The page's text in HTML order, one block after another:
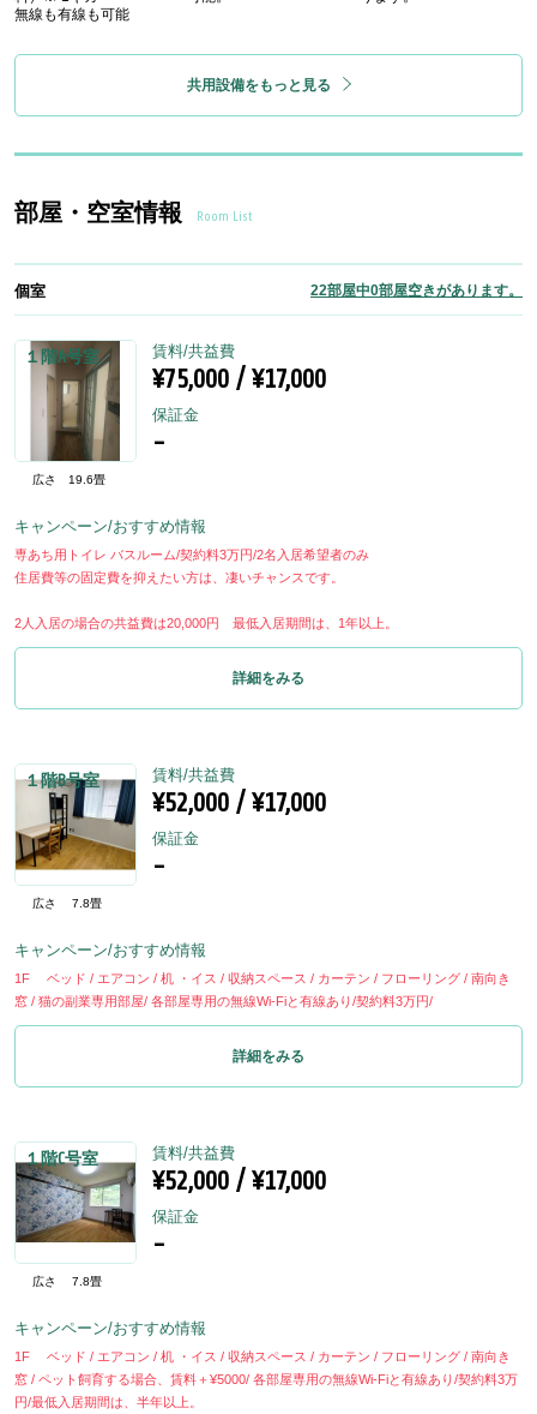
無線も有線も可能
共用設備をもっと見る
部屋・空室情報 Room List
個室 22部屋中0部屋空きがあります。
１階A号室
広さ 19.6畳
賃料/共益費
¥75,000 / ¥17,000
保証金
-
キャンペーン/おすすめ情報
専あち用トイレ バスルーム/契約料3万円/2名入居希望者のみ
住居費等の固定費を抑えたい方は、凄いチャンスです。
2人入居の場合の共益費は20,000円 最低入居期間は、1年以上。
詳細をみる
１階B号室
広さ 7.8畳
賃料/共益費
¥52,000 / ¥17,000
保証金
-
キャンペーン/おすすめ情報
1F ベッド / エアコン / 机 ・イス / 収納スペース / カーテン / フローリング / 南向き
窓 / 猫の副業専用部屋/ 各部屋専用の無線Wi-Fiと有線あり/契約料3万円/
詳細をみる
１階C号室
広さ 7.8畳
賃料/共益費
¥52,000 / ¥17,000
保証金
-
キャンペーン/おすすめ情報
1F ベッド / エアコン / 机 ・イス / 収納スペース / カーテン / フローリング / 南向き
窓 / ペット飼育する場合、賃料＋¥5000/ 各部屋専用の無線Wi-Fiと有線あり/契約料3万
円/最低入居期間は、半年以上。